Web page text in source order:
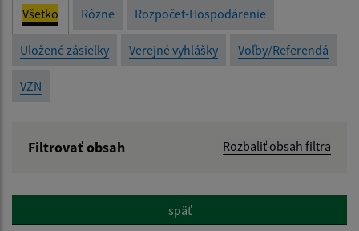
Všetko Rôzne Rozpočet-Hospodárenie
Uložené zásielky Verejné vyhlášky Voľby/Referendá
VZN
Filtrovať obsah Rozbaliť obsah filtra
Popis:
späť